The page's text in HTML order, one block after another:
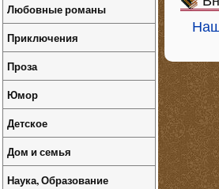
Любовные романы
Приключения
Проза
Юмор
Детское
Дом и семья
Наука, Образование